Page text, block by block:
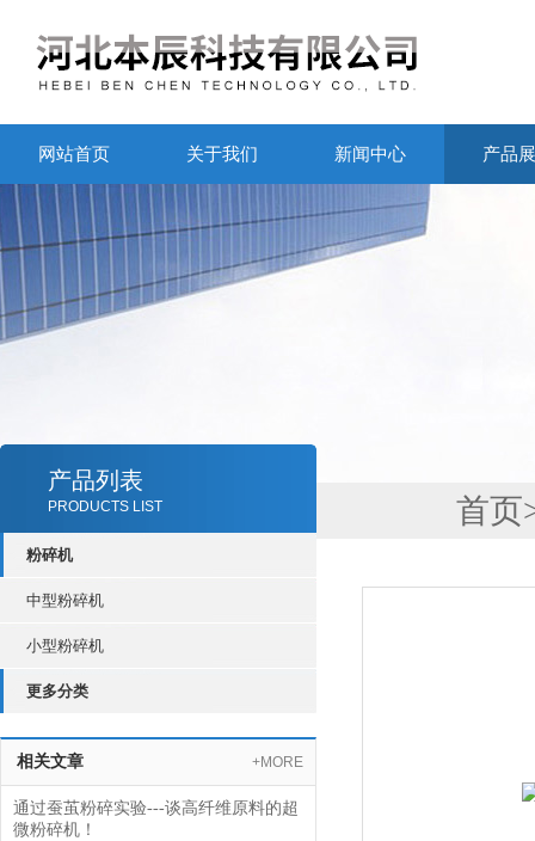
网站首页 关于我们 新闻中心 产品
产品列表
PRODUCTS LIST
粉碎机
中型粉碎机
小型粉碎机
更多分类
相关文章 +MORE
通过蚕茧粉碎实验---谈高纤维原料的超
微粉碎机！
首页